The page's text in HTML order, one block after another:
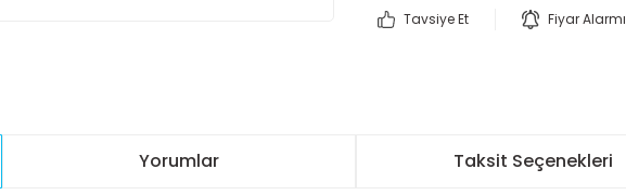
Tavsiye Et Fiyar Alarmı
Yorumlar Taksit Seçenekleri